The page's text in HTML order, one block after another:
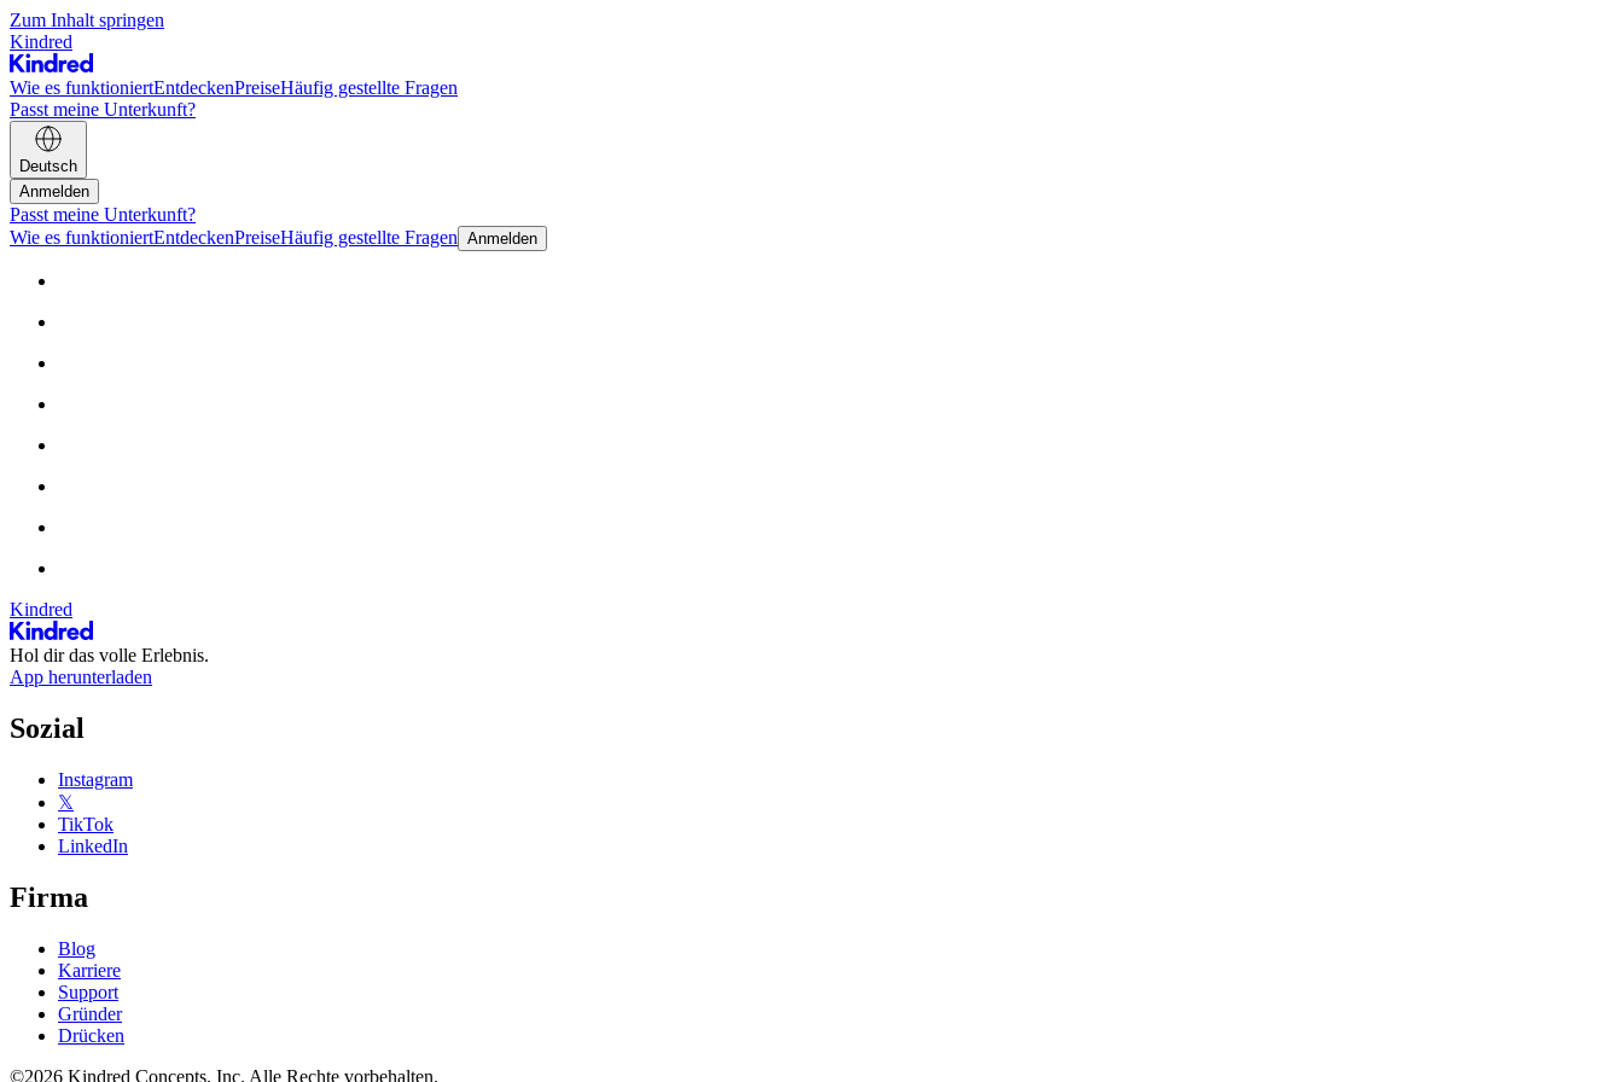
Zum Inhalt springen
Kindred
Wie es funktioniertEntdeckenPreiseHäufig gestellte Fragen
Passt meine Unterkunft?
Deutsch
Anmelden
Passt meine Unterkunft?
Wie es funktioniertEntdeckenPreiseHäufig gestellte Fragen Anmelden
Kindred
Hol dir das volle Erlebnis.
App herunterladen
Sozial
Instagram
𝕏
TikTok
LinkedIn
Firma
Blog
Karriere
Support
Gründer
Drücken
©2026 Kindred Concepts, Inc. Alle Rechte vorbehalten.